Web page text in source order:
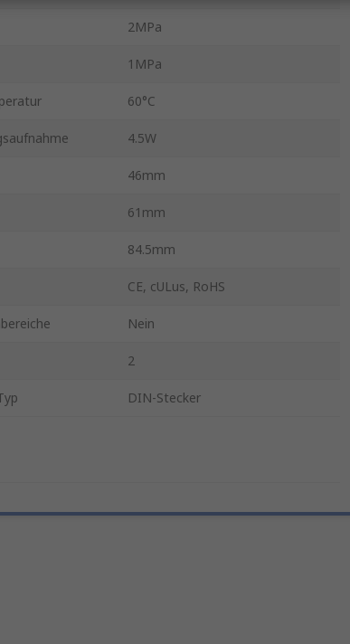
2MPa
1MPa
60°C
4.5W
46mm
61mm
84.5mm
CE, cULus, RoHS
Nein
2
DIN-Stecker